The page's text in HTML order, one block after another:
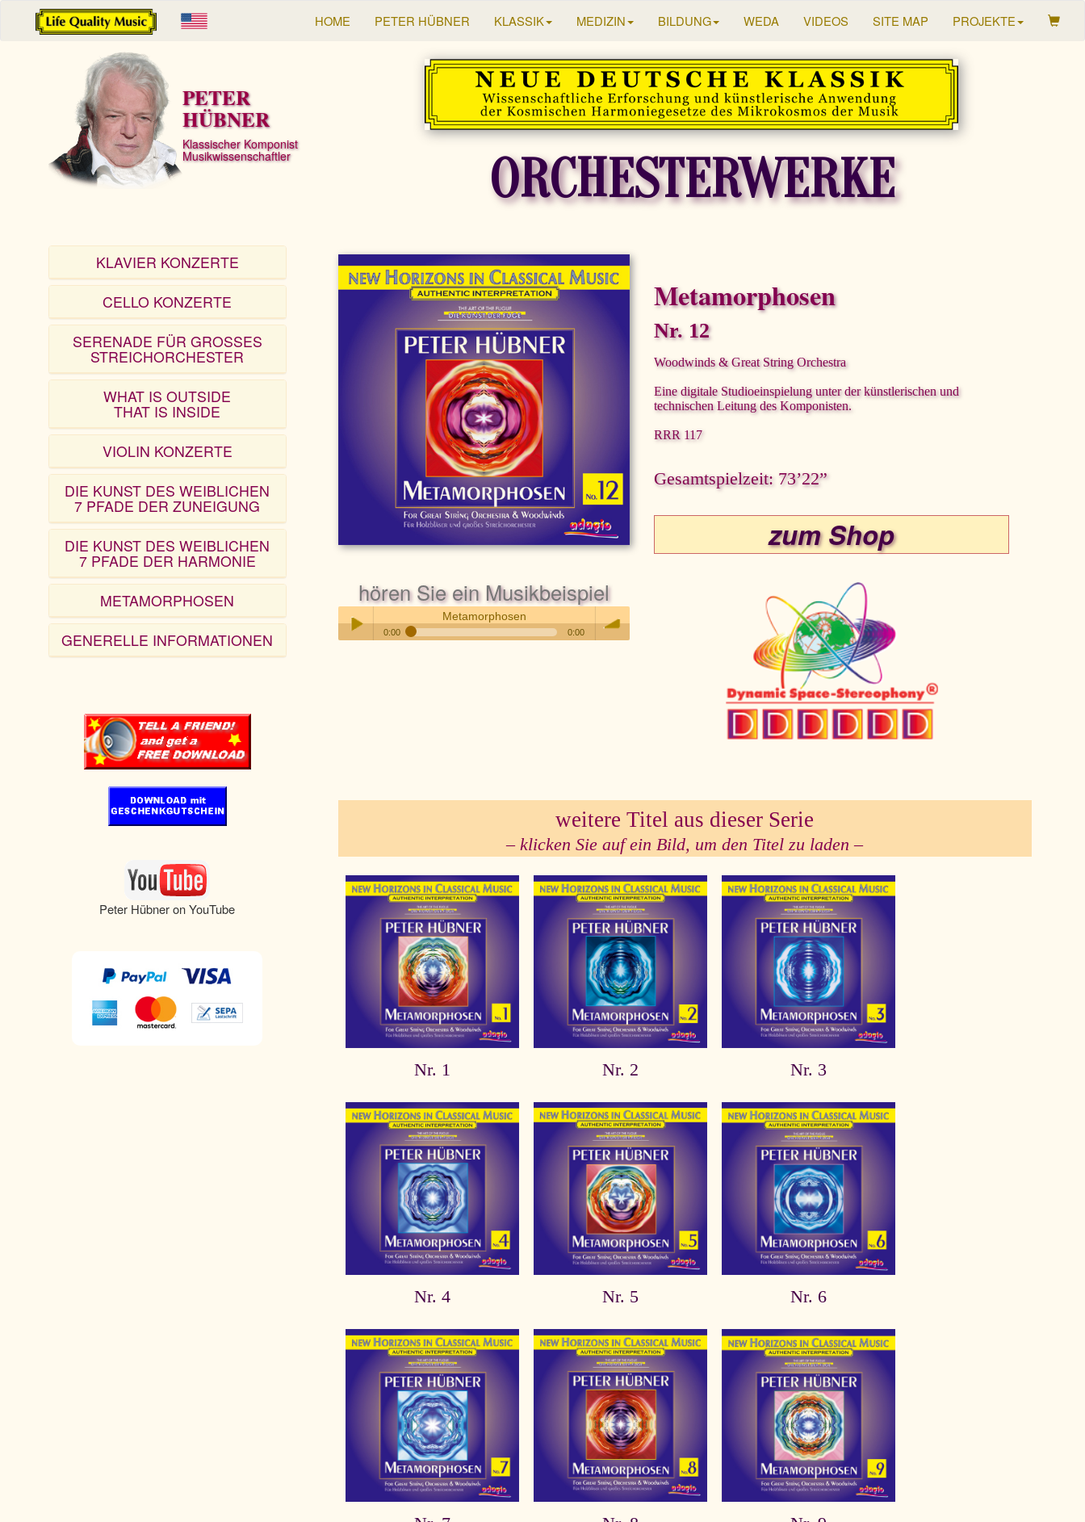
HOME PETER HÜBNER KLASSIK MEDIZIN BILDUNG WEDA VIDEOS SITE MAP PROJEKTE
PETER
HÜBNER
Klassischer Komponist
Musikwissenschaftler
KLAVIER KONZERTE
CELLO KONZERTE
SERENADE FÜR GROSSES
STREICHORCHESTER
WHAT IS OUTSIDE
THAT IS INSIDE
VIOLIN KONZERTE
DIE KUNST DES WEIBLICHEN
7 PFADE DER ZUNEIGUNG
DIE KUNST DES WEIBLICHEN
7 PFADE DER HARMONIE
METAMORPHOSEN
GENERELLE INFORMATIONEN
Peter Hübner on YouTube
ORCHESTERWERKE
hören Sie ein Musikbeispiel
Metamorphosen
0:00 0:00
Metamorphosen
Nr. 12
Woodwinds & Great String Orchestra
Eine digitale Studioeinspielung unter der künstlerischen und
technischen Leitung des Komponisten.
RRR 117
Gesamtspielzeit: 73’22”
zum Shop
weitere Titel aus dieser Serie
– klicken Sie auf ein Bild, um den Titel zu laden –
Nr. 1 Nr. 2 Nr. 3
Nr. 4 Nr. 5 Nr. 6